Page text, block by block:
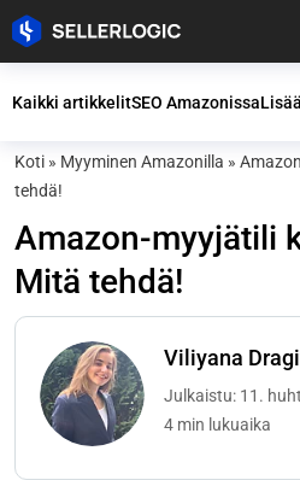
Kaikki artikkelitSEO AmazonissaLisää
Koti » Myyminen Amazonilla »
tehdä!
Amazon-myyjätili
Mitä tehdä!
Viliyana
Julkaistu: 11.
4 min lukuaika